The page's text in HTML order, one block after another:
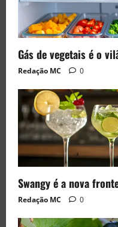
Gás de vegetais é o
Redação MC 0
Swangy é a nova
Redação MC 0